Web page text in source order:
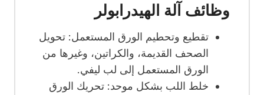
وظائف آلة الهيدرابولر
تقطيع وتحطيم الورق المستعمل: تحويل
الصحف القديمة، والكراتين، وغيرها من
الورق المستعمل إلى لب ليفي.
خلط اللب بشكل موحد: تحريك الورق